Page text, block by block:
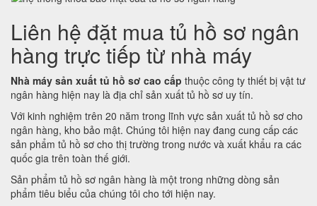
Liên hệ đặt mua tủ hồ sơ ngân
hàng trực tiếp từ nhà máy
Nhà máy sản xuất tủ hồ sơ cao cấp thuộc công ty thiết bị vật tư
ngân hàng hiện nay là địa chỉ sản xuất tủ hồ sơ uy tín.
Với kinh nghiệm trên 20 năm trong lĩnh vực sản xuất tủ hồ sơ cho
ngân hàng, kho bảo mật. Chúng tôi hiện nay đang cung cấp các
sản phẩm tủ hồ sơ cho thị trường trong nước và xuất khẩu ra các
quốc gia trên toàn thế giới.
Sản phẩm tủ hồ sơ ngân hàng là một trong những dòng sản
phẩm tiêu biểu của chúng tôi cho tới hiện nay.